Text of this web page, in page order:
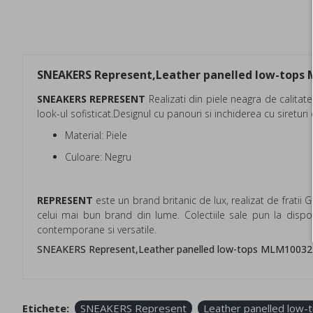
SNEAKERS Represent,Leather panelled low-tops
SNEAKERS REPRESENT Realizati din piele neagra de
look-ul sofisticat.Designul cu panouri si inchiderea cu
Material: Piele
Culoare: Negru
REPRESENT este un brand britanic de lux, realizat de fratii
celui mai bun brand din lume. Colectiile sale pun la
contemporane si versatile.
SNEAKERS Represent,Leather panelled low-tops
Etichete: SNEAKERS Represent Leather panelled low-